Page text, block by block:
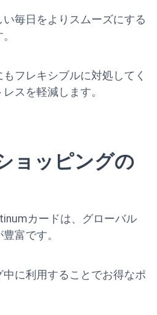
毎日をよりスムーズにする
フレキシブルに対処してく
スを軽減します。
ョッピングの
カードは、グローバル
富です。
に利用することでお得なポ